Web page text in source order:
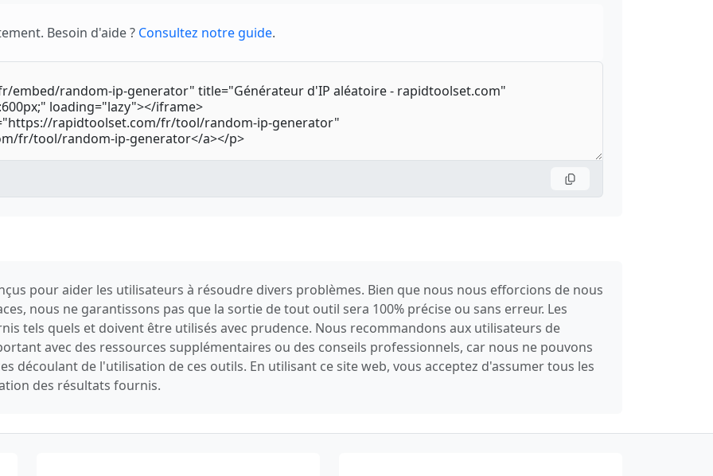
Besoin d'aide ? Consultez notre guide.
pour aider les utilisateurs à résoudre divers problèmes. Bien que nous nous efforcions de nous
nous ne garantissons pas que la sortie de tout outil sera 100% précise ou sans erreur. Les
tels quels et doivent être utilisés avec prudence. Nous recommandons aux utilisateurs de
avec des ressources supplémentaires ou des conseils professionnels, car nous ne pouvons
découlant de l'utilisation de ces outils. En utilisant ce site web, vous acceptez d'assumer tous les
des résultats fournis.